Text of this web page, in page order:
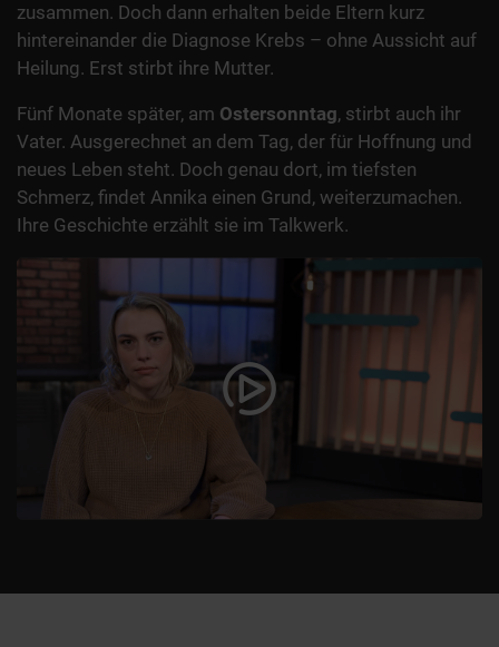
zusammen. Doch dann erhalten beide Eltern kurz
hintereinander die Diagnose Krebs – ohne Aussicht auf
Heilung. Erst stirbt ihre Mutter.
Fünf Monate später, am Ostersonntag, stirbt auch ihr
Vater. Ausgerechnet an dem Tag, der für Hoffnung und
neues Leben steht. Doch genau dort, im tiefsten
Schmerz, findet Annika einen Grund, weiterzumachen.
Ihre Geschichte erzählt sie im Talkwerk.